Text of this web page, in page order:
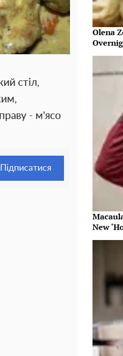
стіл,
- м'ясо
Підписатися
Olena
New